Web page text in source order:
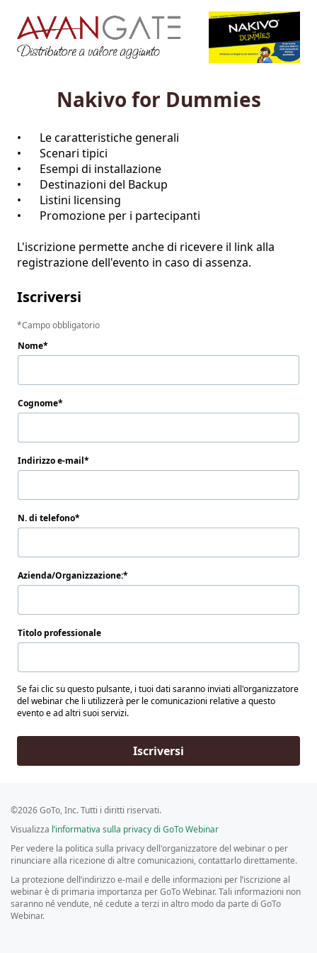
Nakivo for Dummies
•	Le caratteristiche generali
•	Scenari tipici
•	Esempi di installazione
•	Destinazioni del Backup
•	Listini licensing
•	Promozione per i partecipanti
L'iscrizione permette anche di ricevere il link alla
registrazione dell'evento in caso di assenza.
Iscriversi
Campo obbligatorio
Nome
Cognome
Indirizzo e-mail
N. di telefono
Azienda/Organizzazione:
Titolo professionale
Se fai clic su questo pulsante, i tuoi dati saranno inviati all'organizzatore
del webinar che li utilizzerà per le comunicazioni relative a questo
evento e ad altri suoi servizi.
Iscriversi
©2026 GoTo, Inc. Tutti i diritti riservati.
Visualizza l’informativa sulla privacy di GoTo Webinar
Per vedere la politica sulla privacy dell'organizzatore del webinar o per
rinunciare alla ricezione di altre comunicazioni, contattarlo direttamente.
La protezione dell’indirizzo e-mail e delle informazioni per l’iscrizione al
webinar è di primaria importanza per GoTo Webinar. Tali informazioni non
saranno né vendute, né cedute a terzi in altro modo da parte di GoTo
Webinar.